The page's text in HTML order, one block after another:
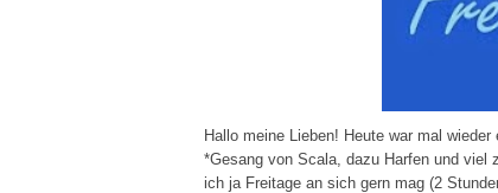
Hallo meine Lieben! Heute war mal
*Gesang von Scala, dazu Harfen und viel
ich ja Freitage an sich gern mag (2